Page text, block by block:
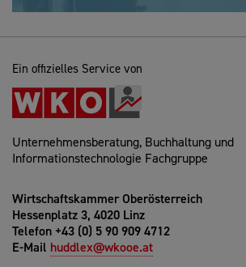
Ein offizielles Service von
Unternehmensberatung, Buchhaltung und
Informationstechnologie Fachgruppe
Wirtschaftskammer Oberösterreich
Hessenplatz 3, 4020 Linz
Telefon +43 (0) 5 90 909 4712
E-Mail huddlex@wkooe.at